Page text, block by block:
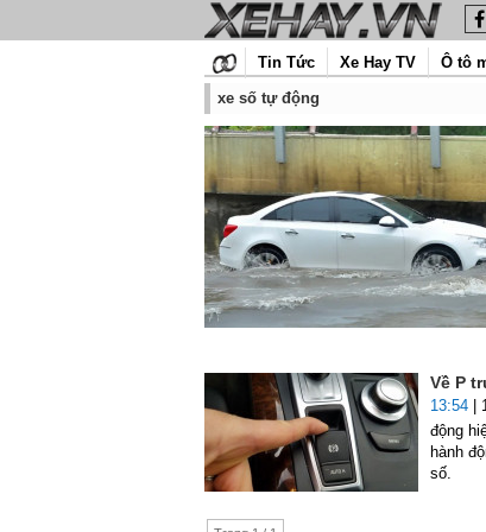
Tin Tức Xe Hay TV Ô tô
xe số tự động
Về P
13:54 |
động
hành
số.